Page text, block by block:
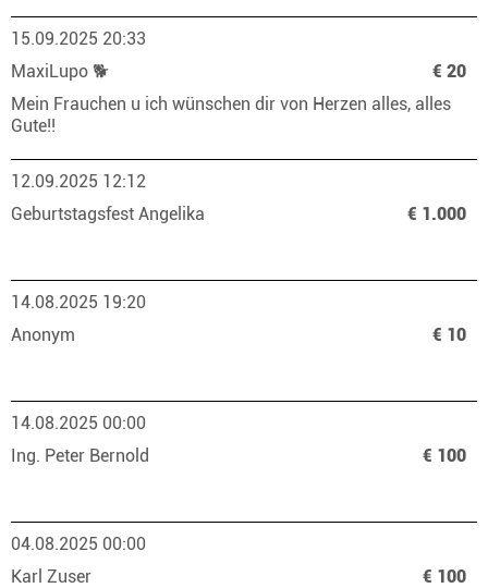
15.09.2025 20:33
MaxiLupo 🐕
€ 20
Mein Frauchen u ich wünschen dir von Herzen alles, alles
Gute!!
12.09.2025 12:12
Geburtstagsfest Angelika
€ 1.000
14.08.2025 19:20
Anonym
€ 10
14.08.2025 00:00
Ing. Peter Bernold
€ 100
04.08.2025 00:00
Karl Zuser
€ 100